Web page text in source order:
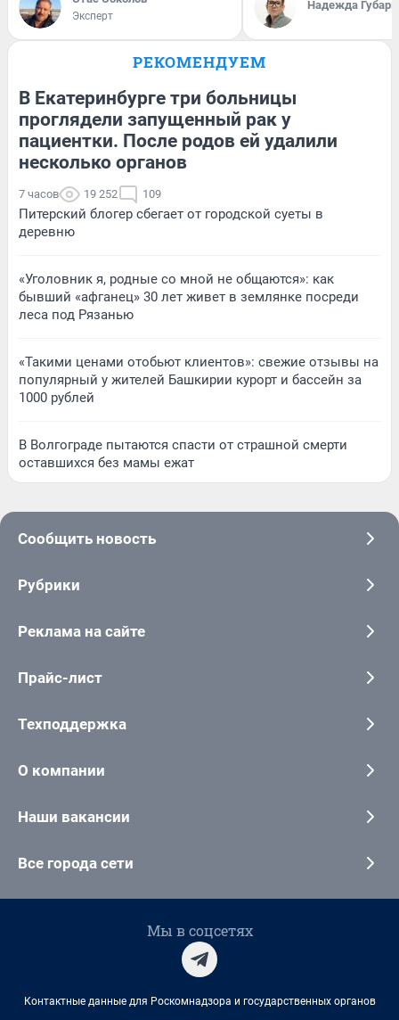
Эксперт
Надежда Губарь
РЕКОМЕНДУЕМ
В Екатеринбурге три больницы
проглядели запущенный рак у
пациентки. После родов ей удалили
несколько органов
7 часов 19 252 109
Питерский блогер сбегает от городской суеты в
деревню
«Уголовник я, родные со мной не общаются»: как
бывший «афганец» 30 лет живет в землянке посреди
леса под Рязанью
«Такими ценами отобьют клиентов»: свежие отзывы на
популярный у жителей Башкирии курорт и бассейн за
1000 рублей
В Волгограде пытаются спасти от страшной смерти
оставшихся без мамы ежат
Сообщить новость
Рубрики
Реклама на сайте
Прайс-лист
Техподдержка
О компании
Наши вакансии
Все города сети
Мы в соцсетях
Контактные данные для Роскомнадзора и государственных органов